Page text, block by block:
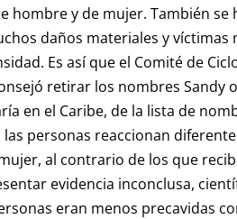
y de mujer. También se
daños materiales y víctimas
Es así que el Comité de
retirar los nombres Sandy
en el Caribe, de la lista de
personas reaccionan
al contrario de los que
evidencia inconclusa,
eran menos precavidas